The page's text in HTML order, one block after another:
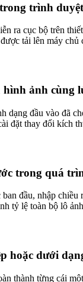
trình
ra cục bộ trên
tải lên máy chủ
hình ảnh cùng
dạng đầu vào đã
đặt thay đổi kích
trong quá
đầu, nhập chiều
tỷ lệ toàn bộ lô
hoặc dưới
thành từng cái